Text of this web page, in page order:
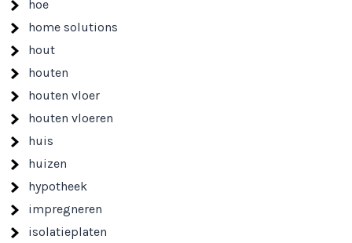
hoe
home solutions
hout
houten
houten vloer
houten vloeren
huis
huizen
hypotheek
impregneren
isolatieplaten